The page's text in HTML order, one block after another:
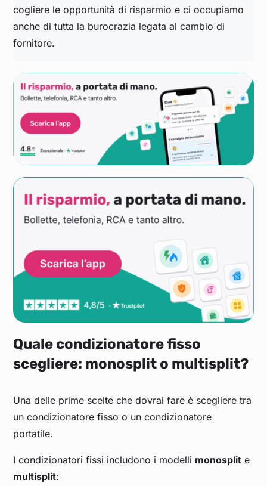
cogliere le opportunità di risparmio e ci occupiamo
anche di tutta la burocrazia legata al cambio di
fornitore.
Quale condizionatore fisso
scegliere: monosplit o multisplit?
Una delle prime scelte che dovrai fare è scegliere tra
un condizionatore fisso o un condizionatore
portatile.
I condizionatori fissi includono i modelli monosplit e
multisplit: